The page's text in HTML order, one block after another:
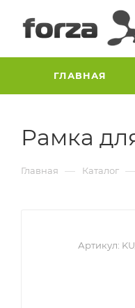
ГЛАВНАЯ
Рамка
Главная — Каталог —
Артикул: